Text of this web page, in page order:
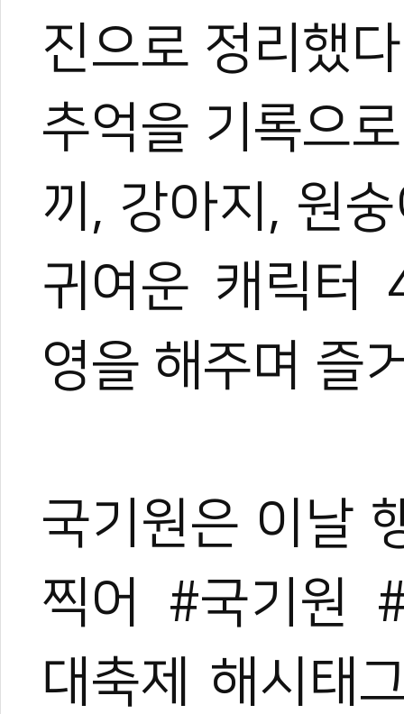
진으로 정리했
추억을 기록으
끼, 강아지, 원
귀여운 캐릭터
영을 해주며 즐
국기원은 이날
찍어 #국기원
대축제 해시태
관련 뉴스
국기원, 정세균
태권도 올해 ‘
‘국기 태권도’